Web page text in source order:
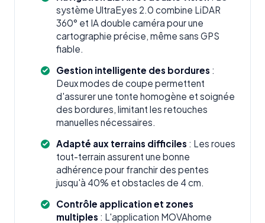
système UltraEyes 2.0 combine LiDAR
360° et IA double caméra pour une
cartographie précise, même sans GPS
fiable.
Gestion intelligente des bordures :
Deux modes de coupe permettent
d'assurer une tonte homogène et soignée
des bordures, limitant les retouches
manuelles nécessaires.
Adapté aux terrains difficiles : Les roues
tout-terrain assurent une bonne
adhérence pour franchir des pentes
jusqu'à 40% et obstacles de 4 cm.
Contrôle application et zones
multiples : L'application MOVAhome